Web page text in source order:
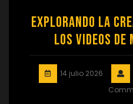
Explorando la
los Videos
14 julio 2026